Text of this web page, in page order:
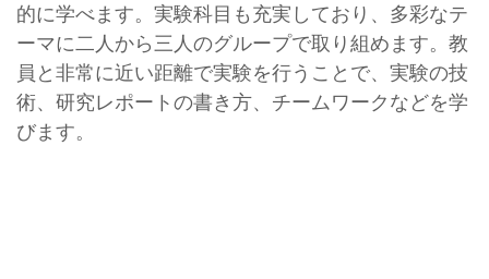
的に学べます。実験科目も充実しており、多彩なテ
ーマに二人から三人のグループで取り組めます。教
員と非常に近い距離で実験を行うことで、実験の技
術、研究レポートの書き方、チームワークなどを学
びます。